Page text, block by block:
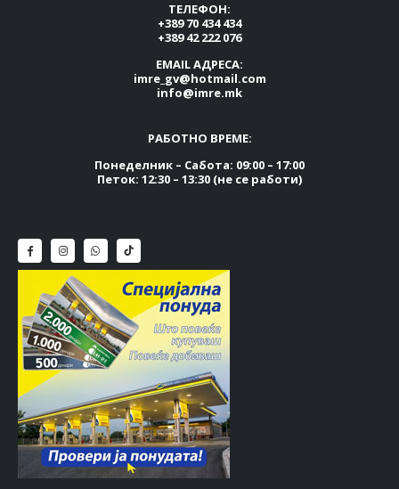
ТЕЛЕФОН:
+389 70 434 434
+389 42 222 076
EMAIL АДРЕСА:
imre_gv@hotmail.com
info@imre.mk
РАБОТНО ВРЕМЕ:
Понеделник – Сабота: 09:00 – 17:00
Петок: 12:30 – 13:30 (не се работи)